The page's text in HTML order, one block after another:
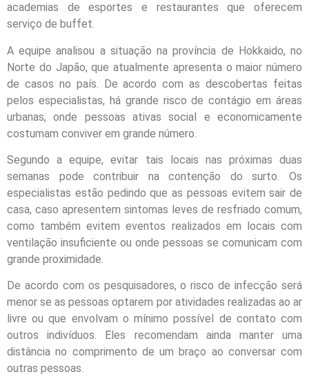
academias de esportes e restaurantes que oferecem
serviço de buffet.
A equipe analisou a situação na província de Hokkaido, no
Norte do Japão, que atualmente apresenta o maior número
de casos no país. De acordo com as descobertas feitas
pelos especialistas, há grande risco de contágio em áreas
urbanas, onde pessoas ativas social e economicamente
costumam conviver em grande número.
Segundo a equipe, evitar tais locais nas próximas duas
semanas pode contribuir na contenção do surto. Os
especialistas estão pedindo que as pessoas evitem sair de
casa, caso apresentem sintomas leves de resfriado comum,
como também evitem eventos realizados em locais com
ventilação insuficiente ou onde pessoas se comunicam com
grande proximidade.
De acordo com os pesquisadores, o risco de infecção será
menor se as pessoas optarem por atividades realizadas ao ar
livre ou que envolvam o mínimo possível de contato com
outros indivíduos. Eles recomendam ainda manter uma
distância no comprimento de um braço ao conversar com
outras pessoas.